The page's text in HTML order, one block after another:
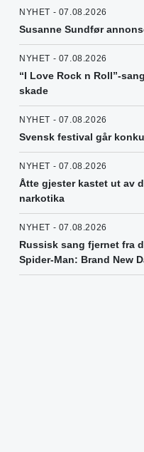
NYHET - 07.08.2026
Susanne Sundfør
NYHET - 07.08.2026
“I Love Rock n Roll”-
skade
NYHET - 07.08.2026
Svensk festival går
NYHET - 07.08.2026
Åtte gjester kastet ut av
narkotika
NYHET - 07.08.2026
Russisk sang fjernet fra
Spider-Man: Brand New